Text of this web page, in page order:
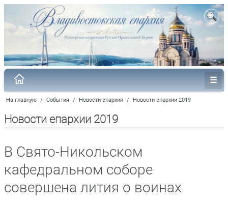
На главную / События / Новости епархии / Новости епархии 2019
Новости епархии 2019
В Свято-Никольском
кафедральном соборе
совершена лития о воинах